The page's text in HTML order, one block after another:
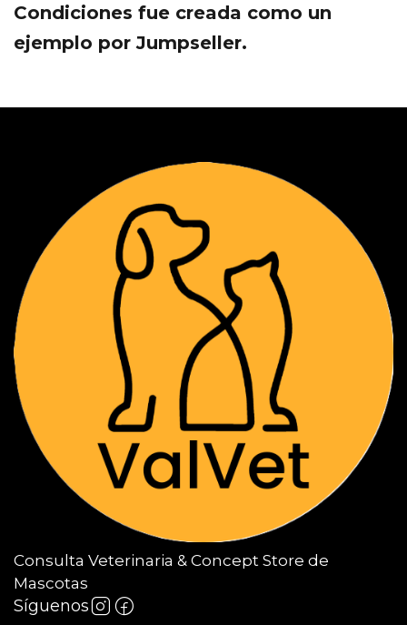
Condiciones fue creada como un
ejemplo por Jumpseller.
Consulta Veterinaria & Concept Store de
Mascotas
Síguenos